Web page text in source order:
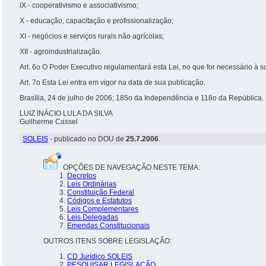
IX - cooperativismo e associativismo;
X - educação, capacitação e profissionalização;
XI - negócios e serviços rurais não agrícolas;
XII - agroindustrialização.
Art. 6o O Poder Executivo regulamentará esta Lei, no que for necessário à
Art. 7o Esta Lei entra em vigor na data de sua publicação.
Brasília, 24 de julho de 2006; 185o da Independência e 118o da República.
LUIZ INÁCIO LULA DA SILVA
Guilherme Cassel
SOLEIS - publicado no DOU de 25.7.2006.
OPÇÕES DE NAVEGAÇÃO NESTE TEMA:
Decretos
Leis Ordinárias
Constituição Federal
Códigos e Estatutos
Leis Complementares
Leis Delegadas
Emendas Constitucionais
OUTROS ITENS SOBRE LEGISLAÇÃO:
CD Jurídico SOLEIS